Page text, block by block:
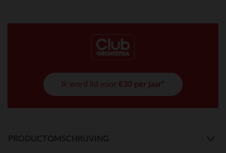
Ik word lid voor €30 per jaar*
PRODUCTOMSCHRIJVING